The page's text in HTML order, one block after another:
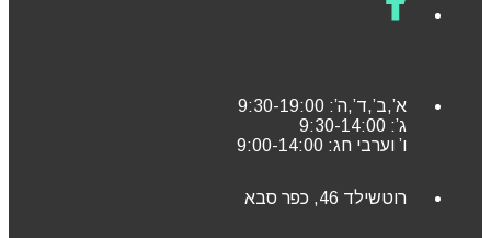
א’,ב’,ד’,ה’: 9:30-19:00
ג’: 9:30-14:00
ו’ וערבי חג: 9:00-14:00
רוטשילד 46, כפר סבא